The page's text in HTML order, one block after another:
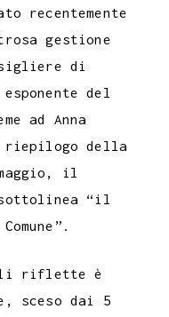
e
t
k
e
d
I
n
k
e
t
b
l
recentemente
gestione
di
del
ad Anna
riepilogo della
il
sottolinea “il
riflette è
sceso dai 5